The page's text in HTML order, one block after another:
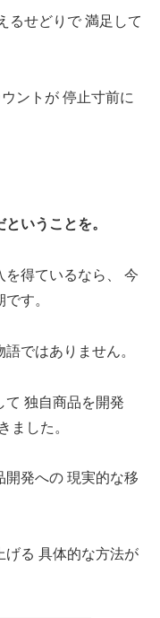
るせどりで 満足して
ントが 停止寸前に
いうことを。
を得ているなら、 今
す。
ではありません。
て 独自商品を開発
ました。
開発への 現実的な移
げる 具体的な方法が